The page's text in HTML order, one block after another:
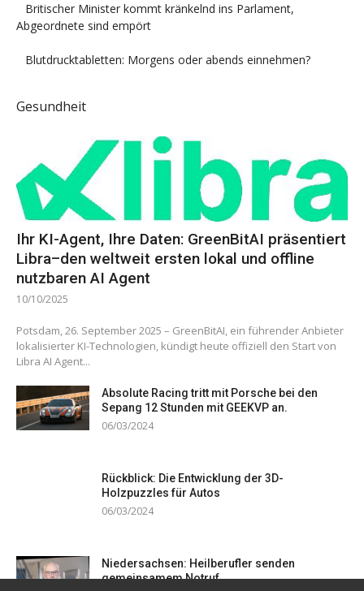
Britischer Minister kommt kränkelnd ins Parlament,
Abgeordnete sind empört
Blutdrucktabletten: Morgens oder abends einnehmen?
Gesundheit
Ihr KI-Agent, Ihre Daten: GreenBitAI präsentiert
Libra–den weltweit ersten lokal und offline
nutzbaren AI Agent
10/10/2025
Potsdam, 26. September 2025 – GreenBitAI, ein führender Anbieter
lokalisierter KI-Technologien, kündigt heute offiziell den Start von
Libra AI Agent...
Absolute Racing tritt mit Porsche bei den
Sepang 12 Stunden mit GEEKVP an.
06/03/2024
Rückblick: Die Entwicklung der 3D-
Holzpuzzles für Autos
06/03/2024
Niedersachsen: Heilberufler senden
gemeinsamem Notruf